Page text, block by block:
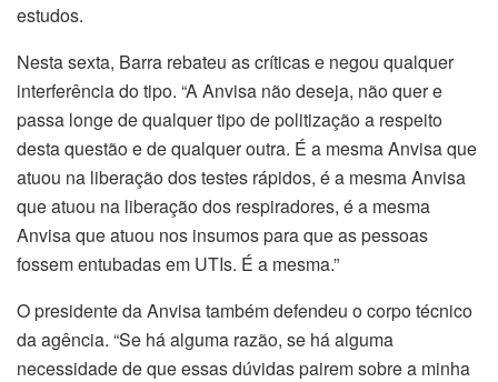
estudos.
Nesta sexta, Barra rebateu as críticas e negou qualquer
interferência do tipo. “A Anvisa não deseja, não quer e
passa longe de qualquer tipo de politização a respeito
desta questão e de qualquer outra. É a mesma Anvisa que
atuou na liberação dos testes rápidos, é a mesma Anvisa
que atuou na liberação dos respiradores, é a mesma
Anvisa que atuou nos insumos para que as pessoas
fossem entubadas em UTIs. É a mesma.”
O presidente da Anvisa também defendeu o corpo técnico
da agência. “Se há alguma razão, se há alguma
necessidade de que essas dúvidas pairem sobre a minha